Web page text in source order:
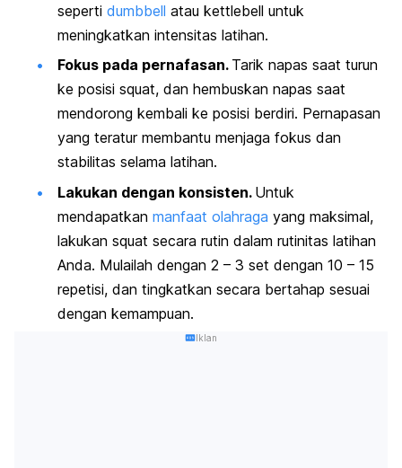
seperti dumbbell atau kettlebell untuk
meningkatkan intensitas latihan.
Fokus pada pernafasan. Tarik napas saat turun
ke posisi squat, dan hembuskan napas saat
mendorong kembali ke posisi berdiri. Pernapasan
yang teratur membantu menjaga fokus dan
stabilitas selama latihan.
Lakukan dengan konsisten. Untuk
mendapatkan manfaat olahraga yang maksimal,
lakukan squat secara rutin dalam rutinitas latihan
Anda. Mulailah dengan 2 – 3 set dengan 10 – 15
repetisi, dan tingkatkan secara bertahap sesuai
dengan kemampuan.
Iklan